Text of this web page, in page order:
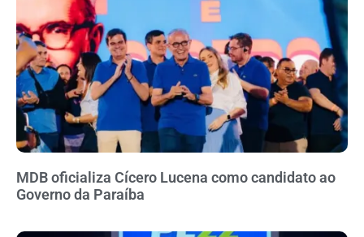
MDB oficializa Cícero Lucena como candidato ao
Governo da Paraíba